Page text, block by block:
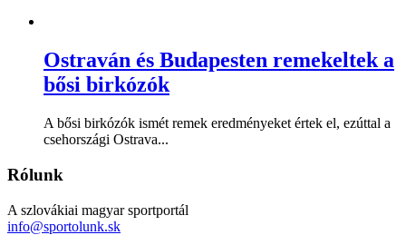
Ostraván és Budapesten remekeltek a
bősi birkózók
A bősi birkózók ismét remek eredményeket értek el, ezúttal a
csehországi Ostrava...
Rólunk
A szlovákiai magyar sportportál
info@sportolunk.sk